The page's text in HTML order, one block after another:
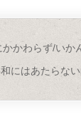
かわらず/いか
にはあたらない